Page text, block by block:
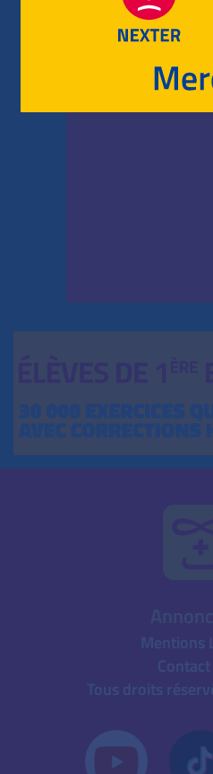
Mentions
Tous droits